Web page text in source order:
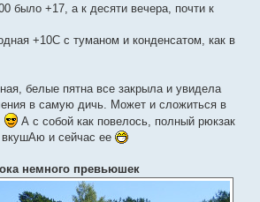
было +17, а к десяти вечера, почти к
+10С с туманом и конденсатом, как в
белые пятна все закрыла и увидела
в самую дичь. Может и сложиться в
А с собой как повелось, полный рюкзак
и сейчас ее
немного превьюшек